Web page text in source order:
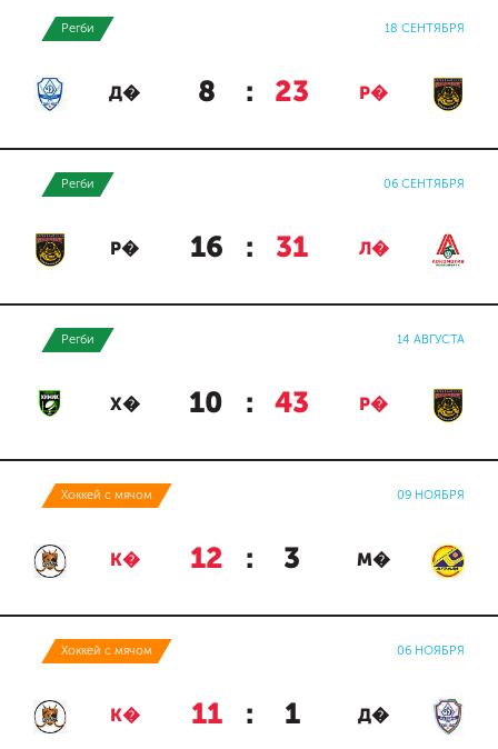
Регби 18 СЕНТЯБРЯ
Д� 8 : 23 Р�
Регби 06 СЕНТЯБРЯ
Р� 16 : 31 Л�
Регби 14 АВГУСТА
Х� 10 : 43 Р�
Хоккей с мячом 09 НОЯБРЯ
К� 12 : 3 М�
Хоккей с мячом 06 НОЯБРЯ
К� 11 : 1 Д�